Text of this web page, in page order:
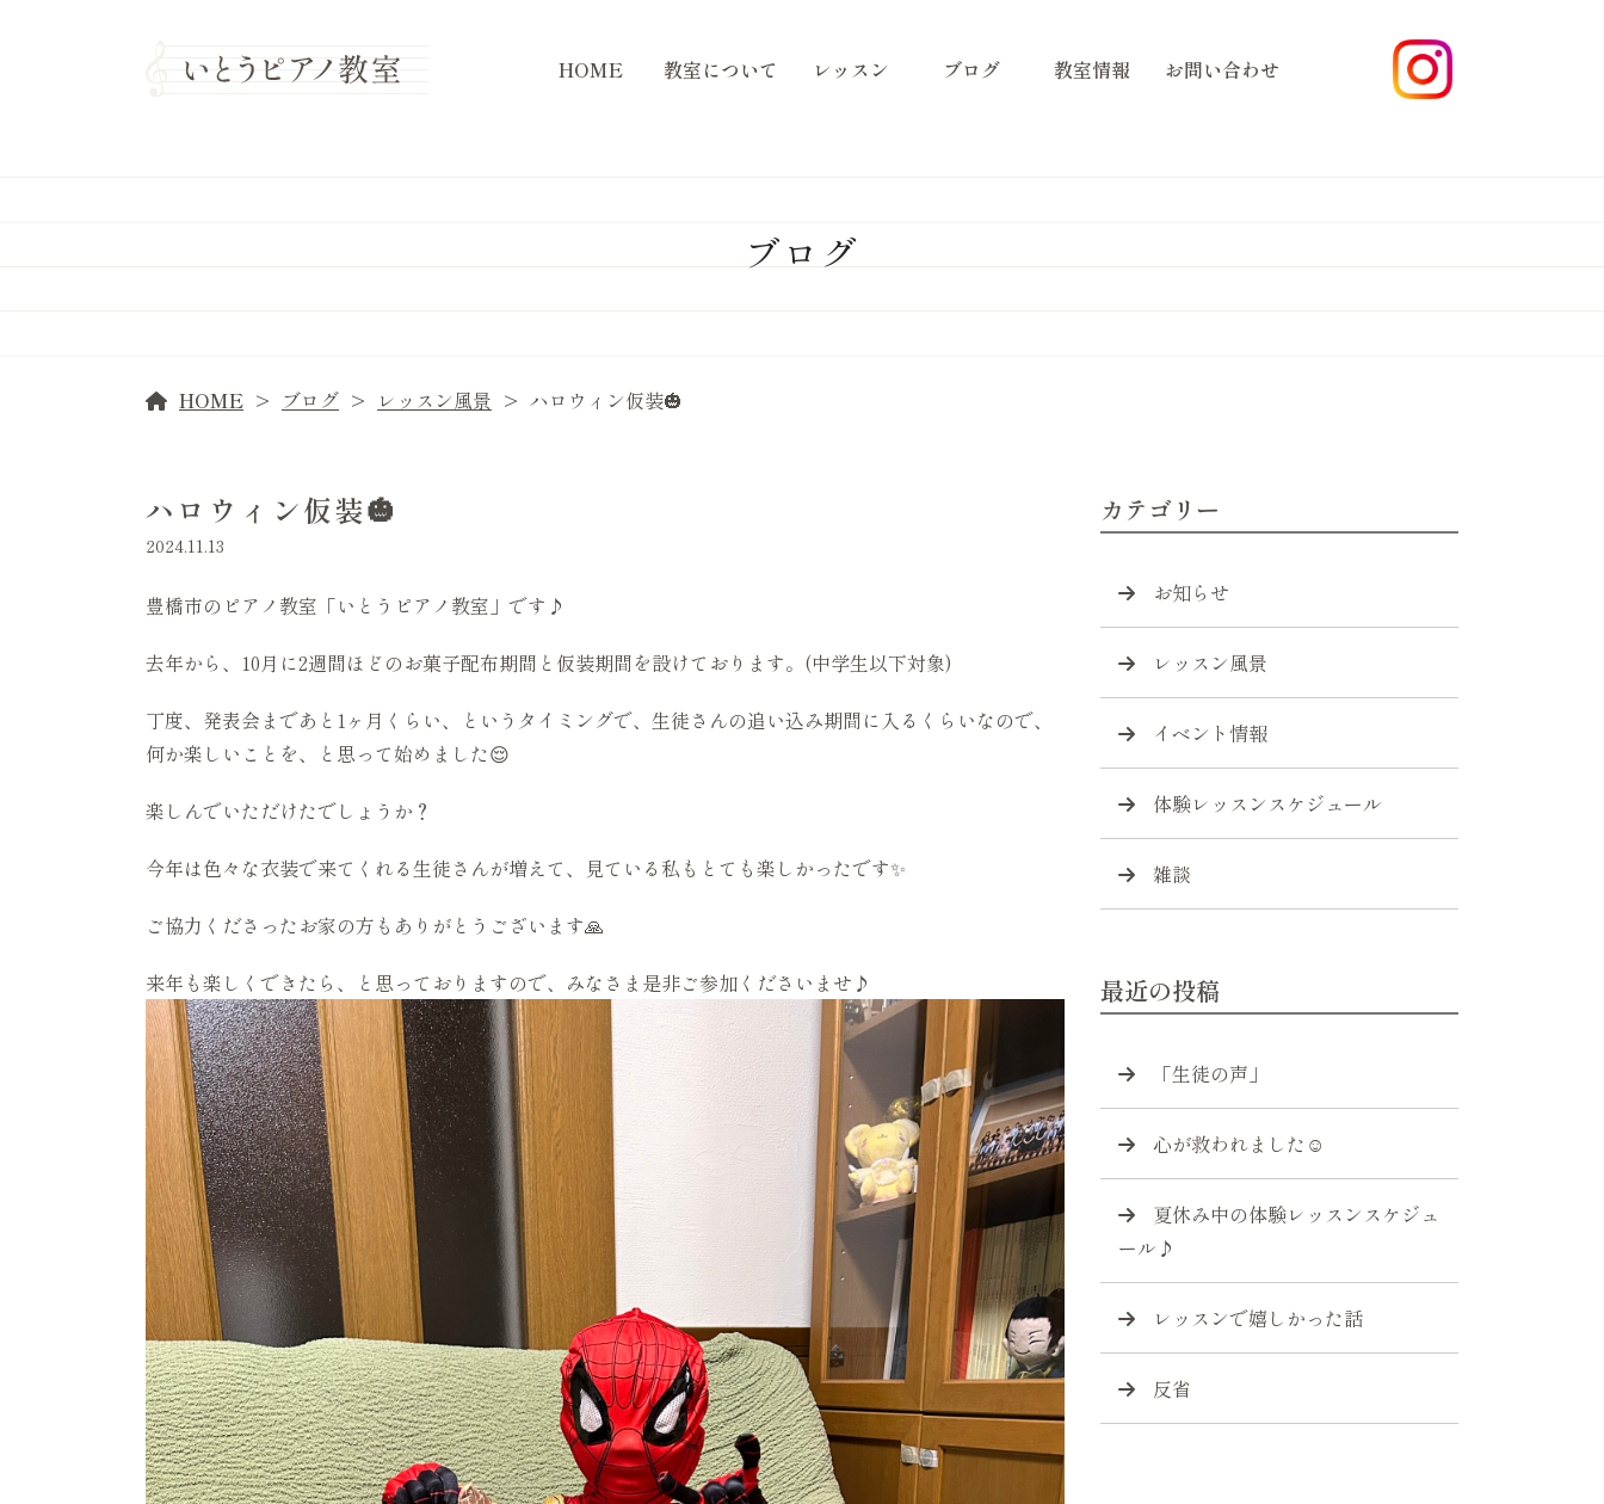
HOME 教室について レッスン ブログ 教室情報 お問い合わせ
ブログ
HOME ブログ レッスン風景 ハロウィン仮装🎃
ハロウィン仮装🎃
2024.11.13
豊橋市のピアノ教室「いとうピアノ教室」です♪
去年から、10月に2週間ほどのお菓子配布期間と仮装期間を設けております。(中学生以下対象)
丁度、発表会まであと1ヶ月くらい、というタイミングで、生徒さんの追い込み期間に入るくらいなので、
何か楽しいことを、と思って始めました😌
楽しんでいただけたでしょうか？
今年は色々な衣装で来てくれる生徒さんが増えて、見ている私もとても楽しかったです✨
ご協力くださったお家の方もありがとうございます🙏
来年も楽しくできたら、と思っておりますので、みなさま是非ご参加くださいませ♪
カテゴリー
お知らせ
レッスン風景
イベント情報
体験レッスンスケジュール
雑談
最近の投稿
「生徒の声」
心が救われました☺️
夏休み中の体験レッスンスケジュ
ール♪
レッスンで嬉しかった話
反省